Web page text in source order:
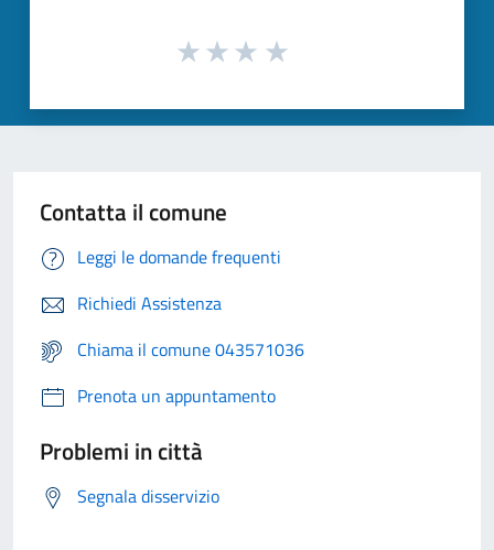
Contatta il comune
Leggi le domande frequenti
Richiedi Assistenza
Chiama il comune 043571036
Prenota un appuntamento
Problemi in città
Segnala disservizio